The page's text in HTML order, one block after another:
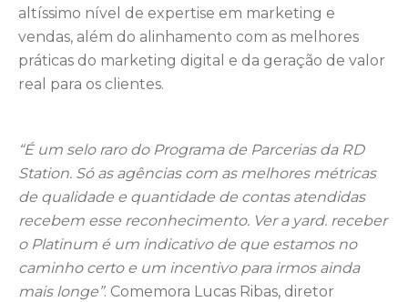
altíssimo nível de expertise em marketing e
vendas, além do alinhamento com as melhores
práticas do marketing digital e da geração de valor
real para os clientes.
“É um selo raro do Programa de Parcerias da RD
Station. Só as agências com as melhores métricas
de qualidade e quantidade de contas atendidas
recebem esse reconhecimento. Ver a yard. receber
o Platinum é um indicativo de que estamos no
caminho certo e um incentivo para irmos ainda
mais longe”. Comemora Lucas Ribas, diretor